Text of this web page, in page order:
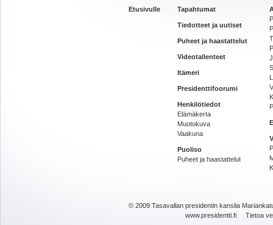
Etusivulle Tapahtumat
Tiedotteet ja uutiset
Puheet ja haastattelut
Videotallenteet
Itämeri
Presidenttifoorumi
Henkilötiedot
Elämäkerta
Muotokuva
Vaakuna
Puoliso
Puheet ja haastattelut
© 2009 Tasavallan presidentin kanslia
www.presidentti.fi Tietoa